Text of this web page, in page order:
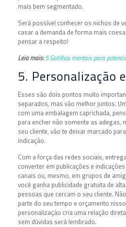
mais bem segmentado.
Será possível conhecer os nichos de
casar a demanda de forma mais
pensar a respeito!
Leia mais: 5 Gatilhos mentais para
5. Personalização
Esses são dois pontos muito
separados, mas vão melhor juntos.
com uma embalagem caprichada,
para encher não somente as adegas,
seu cliente, vão te deixar marcado
indicação.
Com a força das redes sociais,
converter em publicações e
canais ou, mesmo, em grupos de
você ganha publicidade gratuita de
pessoas que cercam o seu cliente.
parte do seu tempo e orçamento
personalização cria uma relação
sem dúvidas será lembrado.